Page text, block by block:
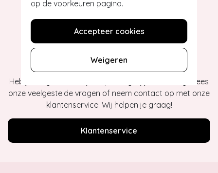
op de voorkeuren pagina.
Accepteer cookies
Weigeren
Hey gorgeous
Heb je vragen of heb je hulp nodig bij je bestelling? Lees
onze veelgestelde vragen of neem contact op met onze
klantenservice. Wij helpen je graag!
Klantenservice